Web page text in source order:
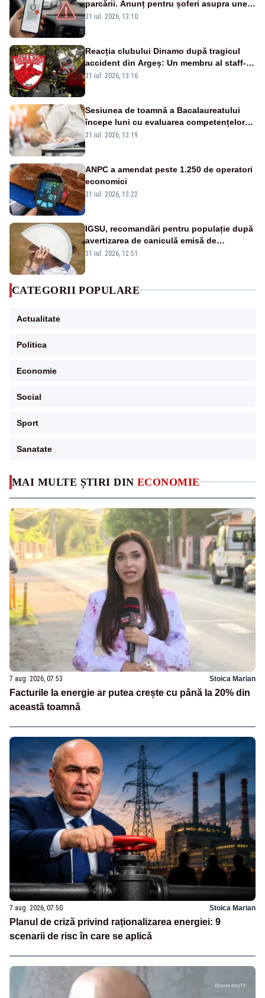
MAI MULTE ȘTIRI DIN ECONOMIE
7 aug. 2026, 07:53 Stoica Marian
Facturile la energie ar putea crește cu până la 20% din
această toamnă
7 aug. 2026, 07:50 Stoica Marian
Planul de criză privind raționalizarea energiei: 9
scenarii de risc în care se aplică
parcării. Anunț pentru șoferi asupra unei
noi metode de fraudă online
31 iul. 2026, 13:10
Reacția clubului Dinamo după tragicul
accident din Argeș: Un membru al staff-
ului medical a murit, antrenorul Adrian
31 iul. 2026, 13:16
Sesiunea de toamnă a Bacalaureatului
începe luni cu evaluarea competențelor
orale la Limba română
31 iul. 2026, 13:19
ANPC a amendat peste 1.250 de operatori
economici
31 iul. 2026, 13:22
IGSU, recomandări pentru populație după
avertizarea de caniculă emisă de
meteorologi
31 iul. 2026, 12:51
CATEGORII POPULARE
Actualitate
Politica
Economie
Social
Sport
Sanatate